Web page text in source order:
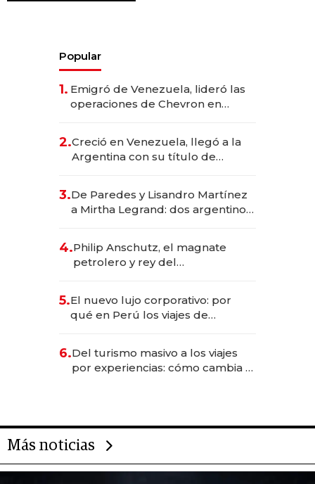
Popular
1. Emigró de Venezuela, lideró las
operaciones de Chevron en
2.Creció en Venezuela, llegó a la
Argentina con su título de
las marcas "fast premium"
3.De Paredes y Lisandro Martínez
a Mirtha Legrand: dos argentinos
4.Philip Anschutz, el magnate
petrolero y rey del
Fénix
5.El nuevo lujo corporativo: por
qué en Perú los viajes de
transformadoras
6.Del turismo masivo a los viajes
por experiencias: cómo cambia el
Más noticias